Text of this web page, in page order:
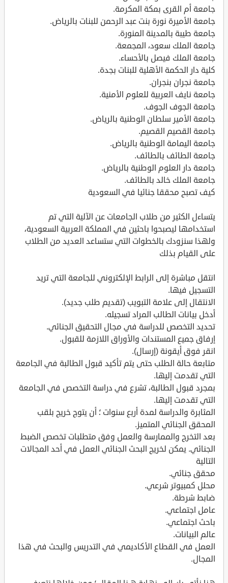
جامعة أم القرى بمكة المكرمة.
جامعة الأميرة نورة بنت عبد الرحمن للبنات بالرياض.
جامعة طيبة بالمدينة المنورة.
جامعة الملك سعود، المجمعة.
جامعة الملك فيصل بالأحساء.
كلية دار الحكمة الأهلية للبنات بجدة.
جامعة نجران بنجران.
جامعة نايف العربية للعلوم الأمنية.
جامعة الجوف الجوف.
جامعة الأمير سلطان الوطنية بالرياض.
جامعة القصيم القصيم.
جامعة اليمامة الوطنية بالرياض.
جامعة الطائف بالطائف.
جامعة دار العلوم الوطنية بالرياض.
جامعة الملك خالد بالطائف.
كيف تصبح محققا جنائيا في السعودية
يتساءل الكثير من طلاب الجامعات عن الآلية التي تم
استخدامها ليصبحوا باحثين في المملكة العربية السعودية،
ولهذا سنزودك بالخطوات التي ستساعد العديد من الطلاب
على القيام بذلك
انتقل مباشرة إلى الرابط الإلكتروني للجامعة التي تريد
التسجيل فيها.
الانتقال إلى علامة التبويب (تقديم طلب جديد).
أدخل بيانات الطالب المراد تسجيله.
تحديد التخصص للدراسة في مجال التحقيق الجنائي.
إرفاق جميع المستندات والأوراق اللازمة للقبول.
انقر فوق أيقونة (إرسال).
متابعة حالة الطلب حتى يتم تأكيد قبول الطالبة في الجامعة
التي تقدمت إليها.
بمجرد قبول الطالبة، تشرع في دراسة التخصص في الجامعة
التي تقدمت إليها.
المثابرة والدراسة لمدة أربع سنوات ؛ أن يتوج خريج بلقب
المحقق الجنائي المتميز.
بعد التخرج والممارسة والعمل وفق متطلبات تخصص الضبط
الجنائي. يمكن لخريج البحث الجنائي العمل في أحد المجالات
التالية
محقق جنائي.
محلل كمبيوتر شرعي.
ضابط شرطة.
عامل اجتماعي.
باحث اجتماعي.
عالم البيانات.
العمل في القطاع الأكاديمي في التدريس والبحث في هذا
المجال.